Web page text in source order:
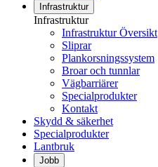
Infrastruktur
Infrastruktur
Infrastruktur Översikt
Sliprar
Plankorsningssystem
Broar och tunnlar
Vägbarriärer
Specialprodukter
Kontakt
Skydd & säkerhet
Specialprodukter
Lantbruk
Jobb